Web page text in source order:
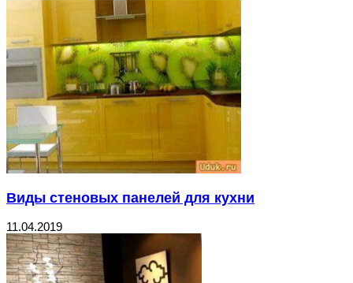
Виды стеновых панелей для кухни
11.04.2019